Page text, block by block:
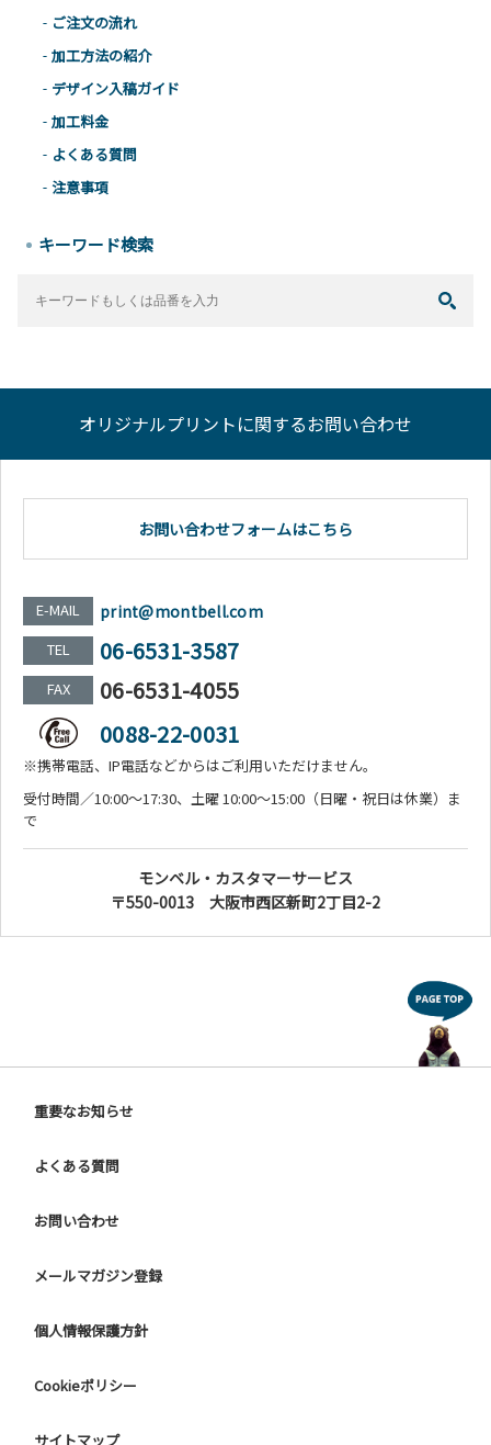
ご注文の流れ
加工方法の紹介
デザイン入稿ガイド
加工料金
よくある質問
注意事項
キーワード検索
オリジナルプリントに関するお問い合わせ
お問い合わせフォームはこちら
E-MAIL print@montbell.com
TEL 06-6531-3587
FAX
06-6531-4055
0088-22-0031
※携帯電話、IP電話などからはご利用いただけません。
受付時間／10:00～17:30、土曜 10:00～15:00（日曜・祝日は休業）ま
で
モンベル・カスタマーサービス
〒550-0013 大阪市西区新町2丁目2-2
重要なお知らせ
よくある質問
お問い合わせ
メールマガジン登録
個人情報保護方針
Cookieポリシー
サイトマップ